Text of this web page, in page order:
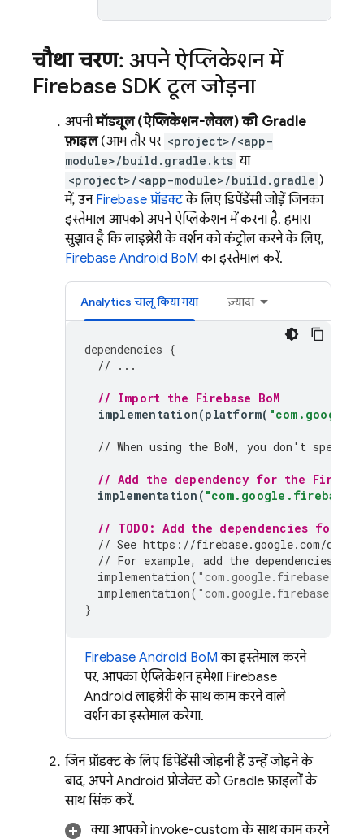
चौथा चरण: अपने ऐप्लिकेशन में
Firebase SDK टूल जोड़ना
अपनीमॉड्यूल (ऐप्लिकेशन-लेवल) की Gradle
फ़ाइल(आम तौर पर <project>/<app-
module>/build.gradle.kts या
<project>/<app-module>/build.gradle )
में, उन Firebase प्रॉडक्टके लिए डिपेंडेंसी जोड़ें जिनका
इस्तेमाल आपको अपने ऐप्लिकेशन में करना है. हमारा
सुझाव है कि लाइब्रेरी के वर्शन को कंट्रोल करने के लिए,
Firebase Android BoM का इस्तेमाल करें.
Analytics चालू किया गया ज़्यादा
dependencies {
// ...
// Import the Firebase BoM
implementation(platform(
// When using the BoM, you don't specify
// Add the dependency for the
implementation (
// TODO: Add the dependencies for
// See https://firebase.google.com/
// For example, add the dependencies
implementation(
implementation(
}
Firebase Android BoM का इस्तेमाल करने
पर, आपका ऐप्लिकेशन हमेशा Firebase
Android लाइब्रेरी के साथ काम करने वाले
वर्शन का इस्तेमाल करेगा.
जिन प्रॉडक्ट के लिए डिपेंडेंसी जोड़नी हैं उन्हें जोड़ने के
बाद, अपने Android प्रोजेक्ट को Gradle फ़ाइलों के
साथ सिंक करें.
क्या आपको invoke-custom के साथ काम करने